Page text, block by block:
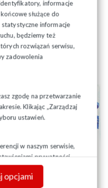
informacje
służące do
informacje
będziemy też
rozwiązań serwisu,
zadowolenia
zgodę na przetwarzanie
Klikając „Zarządzaj
ustawień.
w naszym serwisie,
prywatności
o przetwarzaniu
opcjami